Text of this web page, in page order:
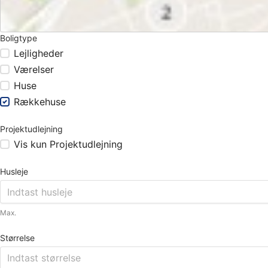
Boligtype
Lejligheder
Værelser
Huse
Rækkehuse
Projektudlejning
Vis kun Projektudlejning
Husleje
Max.
Størrelse